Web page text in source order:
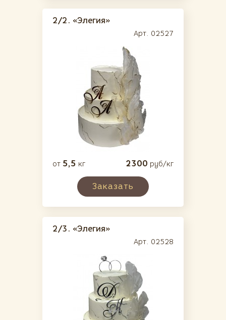
2/2. «Элегия»
Арт. 02527
от 5,5 кг 2300 руб/кг
Заказать
2/3. «Элегия»
Арт. 02528